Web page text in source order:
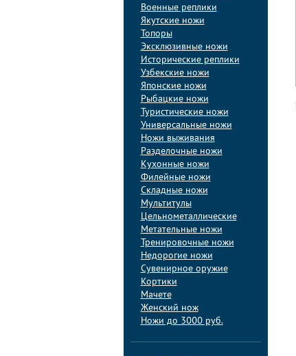
Военные реплики
Якутские ножи
Топоры
Эксклюзивные ножи
Исторические реплики
Узбекские ножи
Японские ножи
Рыбацкие ножи
Туристические ножи
Универсальные ножи
Ножи выживания
Разделочные ножи
Кухонные ножи
Филейные ножи
Складные ножи
Мультитулы
Цельнометаллические
Метательные ножи
Тренировочные ножи
Недорогие ножи
Сувенирное оружие
Кортики
Мачете
Женский нож
Ножи до 3000 руб.